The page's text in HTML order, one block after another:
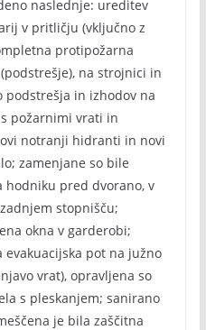
naslednje: ureditev
v pritličju (vključno z
protipožarna
na strojnici in
podstrešja in izhodov na
požarnimi vrati in
notranji hidranti in novi
zamenjane so bile
pred dvorano, v
stopnišču;
okna v garderobi;
pot na južno
vrat), opravljena so
s pleskanjem; sanirano
je bila zaščitna